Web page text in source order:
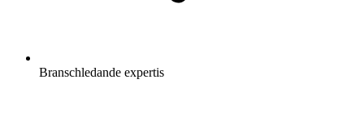
Branschledande expertis